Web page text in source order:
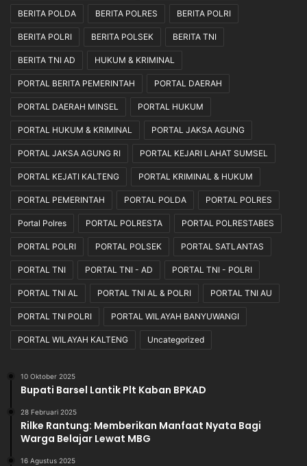
BERITA POLDA BERITA POLRES BERITA POLRI
BERITA POLRI BERITA POLSEK BERITA TNI
BERITA TNI AD HUKUM & KRIMINAL
PORTAL BERITA PEMERINTAH PORTAL DAERAH
PORTAL DAERAH MINSEL PORTAL HUKUM
PORTAL HUKUM & KRIMINAL PORTAL JAKSA AGUNG
PORTAL JAKSA AGUNG RI PORTAL KEJARI LAHAT SUMSEL
PORTAL KEJATI KALTENG PORTAL KRIMINAL & HUKUM
PORTAL PEMERINTAH PORTAL POLDA PORTAL POLRES
Portal Polres PORTAL POLRESTA PORTAL POLRESTABES
PORTAL POLRI PORTAL POLSEK PORTAL SATLANTAS
PORTAL TNI PORTAL TNI - AD PORTAL TNI - POLRI
PORTAL TNI AL PORTAL TNI AL & POLRI PORTAL TNI AU
PORTAL TNI POLRI PORTAL WILAYAH BANYUWANGI
PORTAL WILAYAH KALTENG Uncategorized
10 Oktober 2025
Bupati Barsel Lantik Plt Kaban BPKAD
28 Februari 2025
Rilke Rantung: Memberikan Manfaat Nyata Bagi
Warga Belajar Lewat MBG
16 Agustus 2025